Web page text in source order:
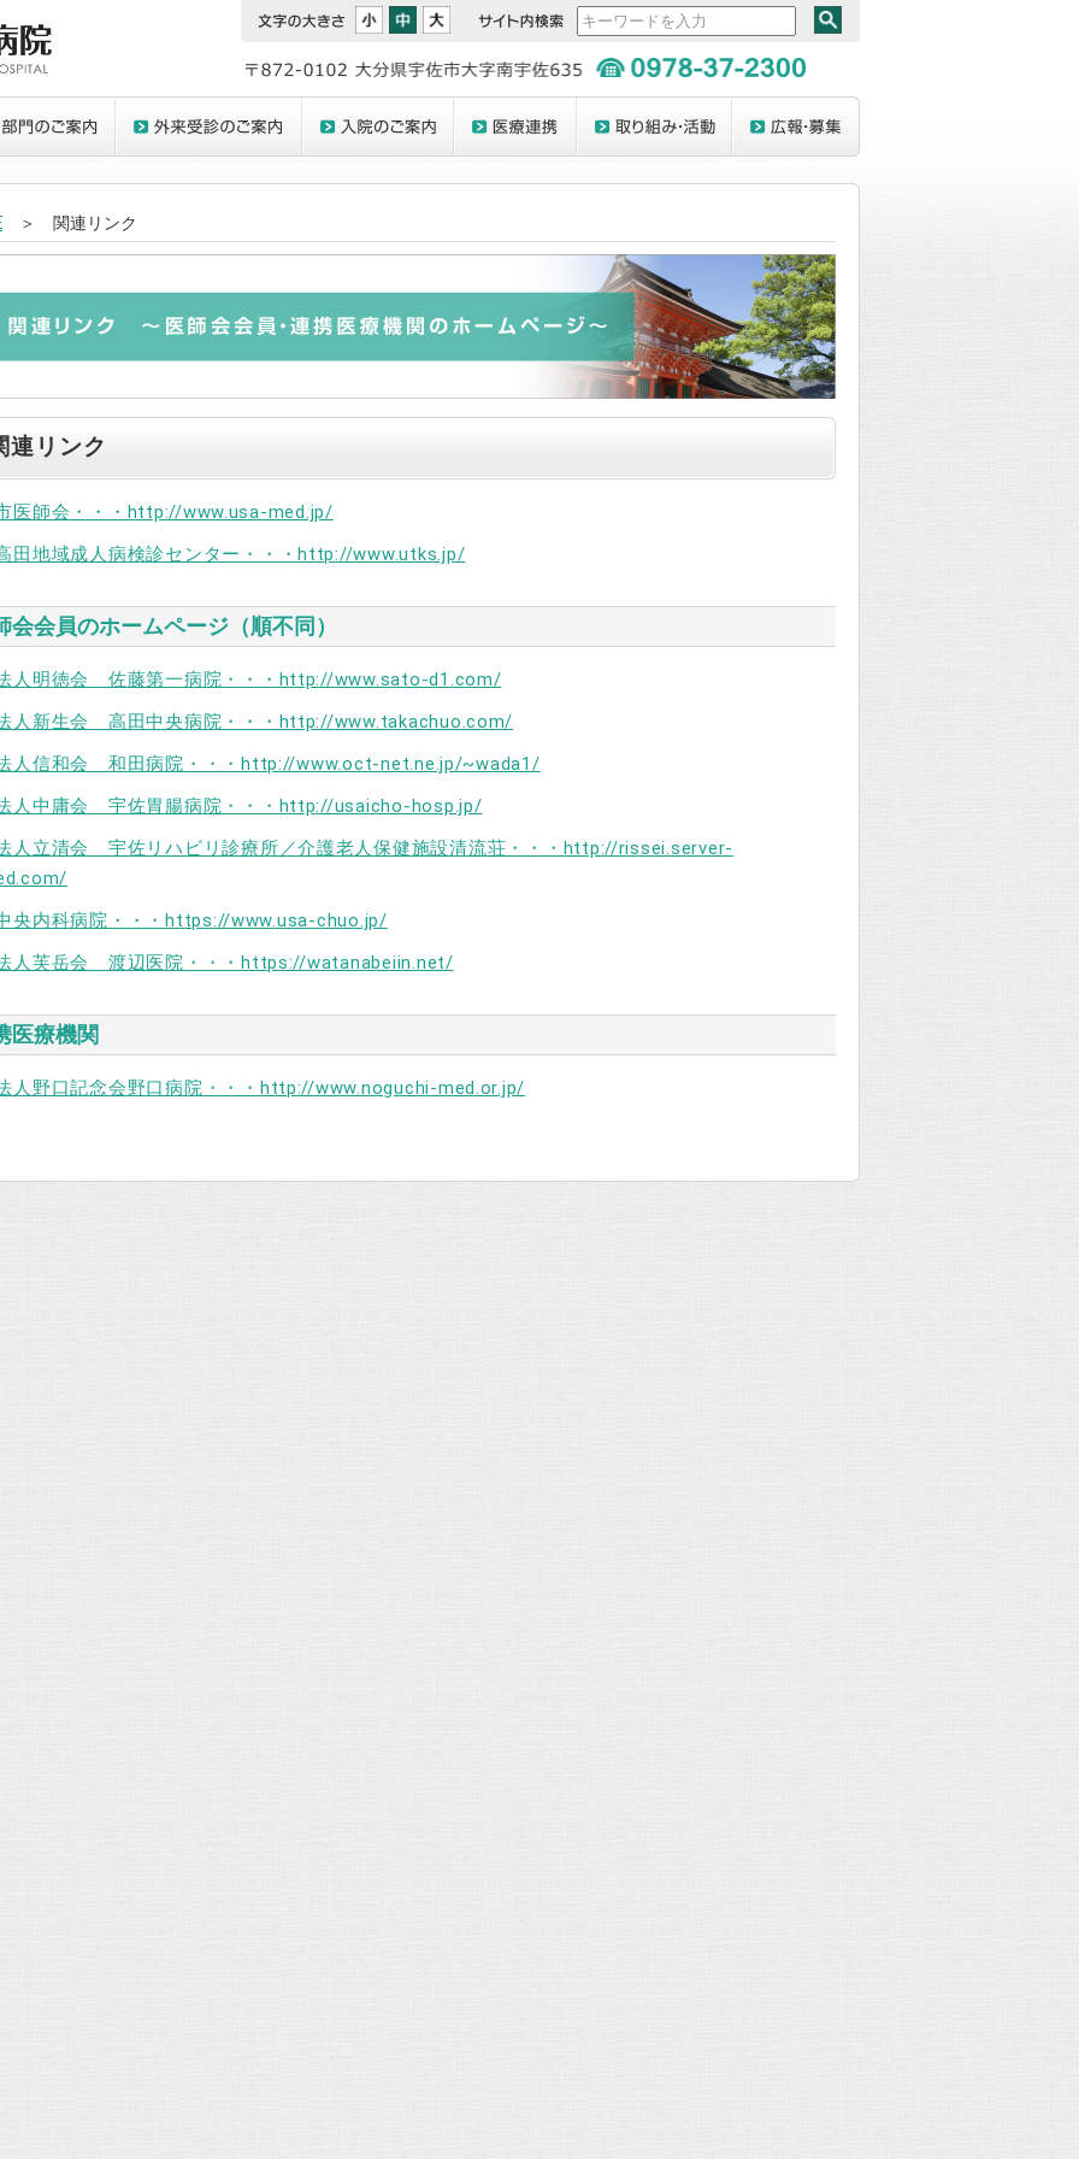
＞ 関連リンク
連リンク
医師会・・・http://www.usa-med.jp/
田地域成人病検診センター・・・http://www.utks.jp/
会会員のホームページ（順不同）
人明徳会 佐藤第一病院・・・http://www.sato-d1.com/
人新生会 高田中央病院・・・http://www.takachuo.com/
人信和会 和田病院・・・http://www.oct-net.ne.jp/~wada1/
人中庸会 宇佐胃腸病院・・・http://usaicho-hosp.jp/
人立清会 宇佐リハビリ診療所／介護老人保健施設清流荘・・・http://rissei.server-
央内科病院・・・https://www.usa-chuo.jp/
人芙岳会 渡辺医院・・・https://watanabeiin.net/
医療機関
人野口記念会野口病院・・・http://www.noguchi-med.or.jp/